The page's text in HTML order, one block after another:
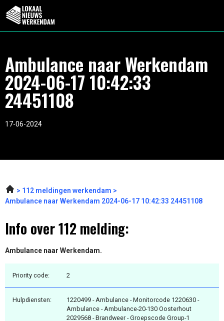
Ambulance naar Werkendam
2024-06-17 10:42:33
24451108
17-06-2024
112 meldingen werkendam
Ambulance naar Werkendam 2024-06-17 10:42:33 24451108
Info over 112 melding:
Ambulance naar Werkendam.
Priority code: 2
Hulpdiensten:
1220499 - Ambulance - Monitorcode 1220630 -
Ambulance - Ambulance-20-130 Oosterhout
2029568 - Brandweer - Groepscode Group-1